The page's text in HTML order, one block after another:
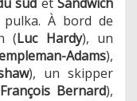
À bord de
(Luc Hardy), un
Adams),
), un skipper
François Bernard),